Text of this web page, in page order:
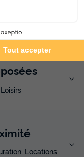
Locations